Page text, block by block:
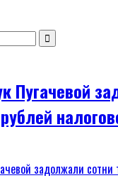
Пугачевой